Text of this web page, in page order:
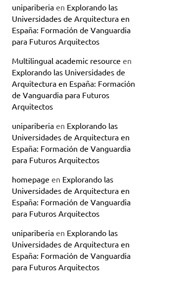
unipariberiaen Explorando las
Universidades de Arquitectura en
España: Formación de Vanguardia
para Futuros Arquitectos
Multilingual academic resource en
Explorando las Universidades de
Arquitectura en España: Formación
de Vanguardia para Futuros
Arquitectos
unipariberiaen Explorando las
Universidades de Arquitectura en
España: Formación de Vanguardia
para Futuros Arquitectos
homepage en Explorando las
Universidades de Arquitectura en
España: Formación de Vanguardia
para Futuros Arquitectos
unipariberiaen Explorando las
Universidades de Arquitectura en
España: Formación de Vanguardia
para Futuros Arquitectos